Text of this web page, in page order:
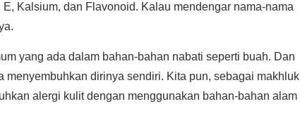
Kalsium, dan Flavonoid. Kalau mendengar nama-nama
yang ada dalam bahan-bahan nabati seperti buah. Dan
menyembuhkan dirinya sendiri. Kita pun, sebagai makhluk
alergi kulit dengan menggunakan bahan-bahan alam